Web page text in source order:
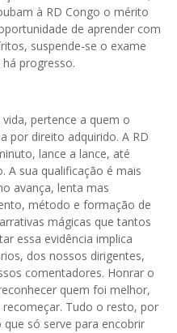
à RD Congo o mérito
de aprender com
suspende-se o exame
progresso.
pertence a quem o
por direito adquirido. A RD
lance a lance, até
A sua qualificação é mais
avança, lenta mas
método e formação de
mágicas que tantos
essa evidência implica
dos nossos dirigentes,
comentadores. Honrar o
quem foi melhor,
Tudo o resto, por
só serve para encobrir